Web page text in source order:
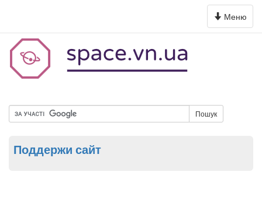
Toggle
navigation
Меню
Пошук
Поддержи сайт